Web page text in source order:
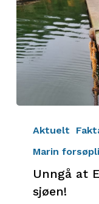
(isopor)
havner
Aktuelt
Marin
Unngå at
sjøen!